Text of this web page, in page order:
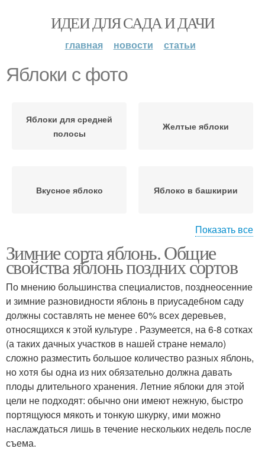
ИДЕИ ДЛЯ САДА И ДАЧИ
главная новости статьи
Яблоки с фото
Яблоки для средней
полосы
Желтые яблоки
Вкусное яблоко Яблоко в башкирии
Яблоко в мире Вкусные яблоки
Яблоки на
дегустационном
марафоне
Яблоки для
подмосковья
Яблоки в казахстане Яблоки на кубани
Зеленые яблоки
Показать все
Зимние сорта яблонь. Общие
свойства яблонь поздних сортов
По мнению большинства специалистов, позднеосенние
и зимние разновидности яблонь в приусадебном саду
должны составлять не менее 60% всех деревьев,
относящихся к этой культуре . Разумеется, на 6-8 сотках
(а таких дачных участков в нашей стране немало)
сложно разместить большое количество разных яблонь,
но хотя бы одна из них обязательно должна давать
плоды длительного хранения. Летние яблоки для этой
цели не подходят: обычно они имеют нежную, быстро
портящуюся мякоть и тонкую шкурку, ими можно
наслаждаться лишь в течение нескольких недель после
съема.